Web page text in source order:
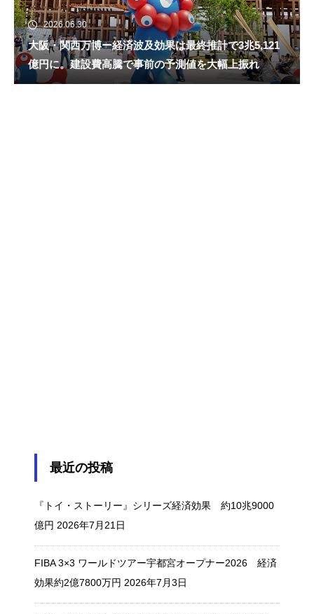
2026.06.30
大阪・関西万博ー経済波及効果は最終推計で3兆5,121
億円に。建設費高騰で事前の予測値を大幅上振れ
最近の投稿
『トイ・ストーリー』シリーズ経済効果 約10兆9000
億円 2026年7月21日
FIBA 3×3 ワールドツアー宇都宮オープナー2026 経済
効果約2億7800万円 2026年7月3日